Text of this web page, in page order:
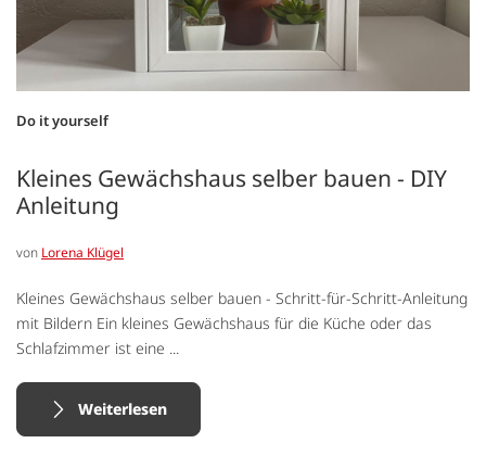
Do it yourself
Kleines Gewächshaus selber bauen - DIY
Anleitung
von Lorena Klügel
Kleines Gewächshaus selber bauen - Schritt-für-Schritt-Anleitung
mit Bildern Ein kleines Gewächshaus für die Küche oder das
Schlafzimmer ist eine ...
Weiterlesen